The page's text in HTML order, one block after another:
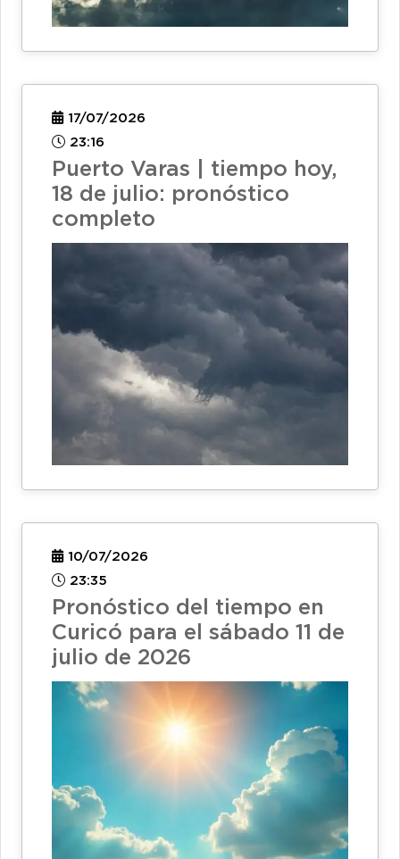
17/07/2026
23:16
Puerto Varas | tiempo hoy,
18 de julio: pronóstico
completo
10/07/2026
23:35
Pronóstico del tiempo en
Curicó para el sábado 11 de
julio de 2026